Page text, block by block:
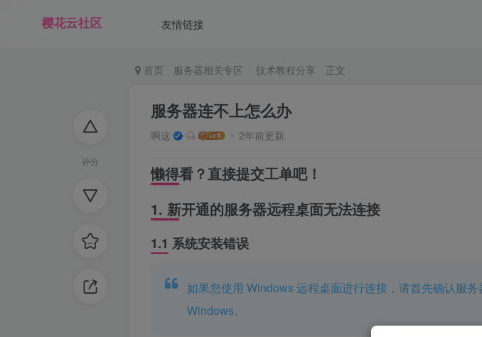
友情链接
评分
首页 服务器相关专区 技术教程分享 正文
服务器连不上怎么办
啊这 2年前更新
懒得看？直接提交工单吧！
1. 新开通的服务器远程桌面无法连接
1.1 系统安装错误
如果您使用 Windows 远程桌面进行连接，请首先确认服
Windows。